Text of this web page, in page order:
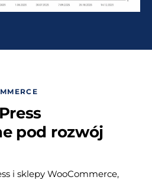
pod rozwój
i sklepy WooCommerce,